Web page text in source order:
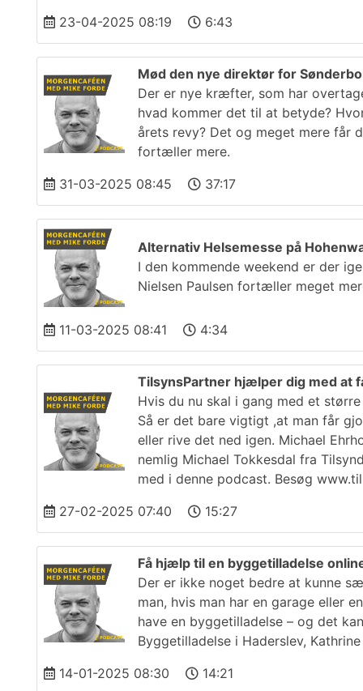
23-04-2025 08:19
6:43
Mød den nye direktør for
Der er nye kræfter, som har
hvad kommer det til at betyde?
årets revy? Det og meget mere får
fortæller mere.
31-03-2025 08:45
37:17
Alternativ Helsemesse på
I den kommende weekend er der
Nielsen Paulsen fortæller meget
11-03-2025 08:41 4:34
TilsynsPartner hjælper dig med at
Hvis du nu skal i gang med et
Så er det bare vigtigt ,at man får
eller rive det ned igen. Michael
nemlig Michael Tokkesdal fra
med i denne podcast. Besøg
27-02-2025 07:40
15:27
Få hjælp til en byggetilladelse
Der er ikke noget bedre at kunne
man, hvis man har en garage eller
have en byggetilladelse – og det
Byggetilladelse i Haderslev,
14-01-2025 08:30
14:21